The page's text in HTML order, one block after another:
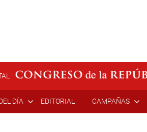
DÍA EDITORIAL CAMPAÑAS